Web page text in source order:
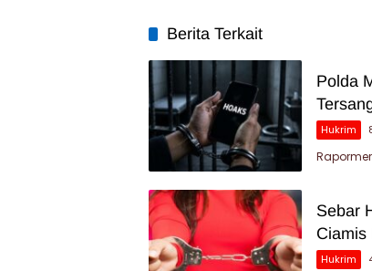
Berita Terkait
Polda
Hukrim
Sebar
Ciamis
Hukrim